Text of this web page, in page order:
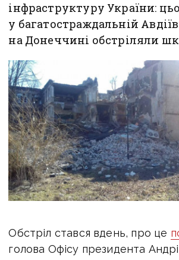
інфраструктуру України:
у багатостраждальній
на Донеччині обстріляли
Обстріл стався вдень, про це
голова Офісу президента